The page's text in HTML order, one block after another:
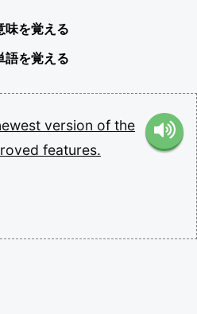
味を覚える
語を覚える
version of the
features.